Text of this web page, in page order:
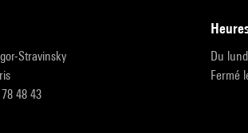
Stravinsky
48 43
Du
Fermé